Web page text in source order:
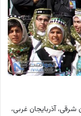
شرقی، آذربایجان غربی،